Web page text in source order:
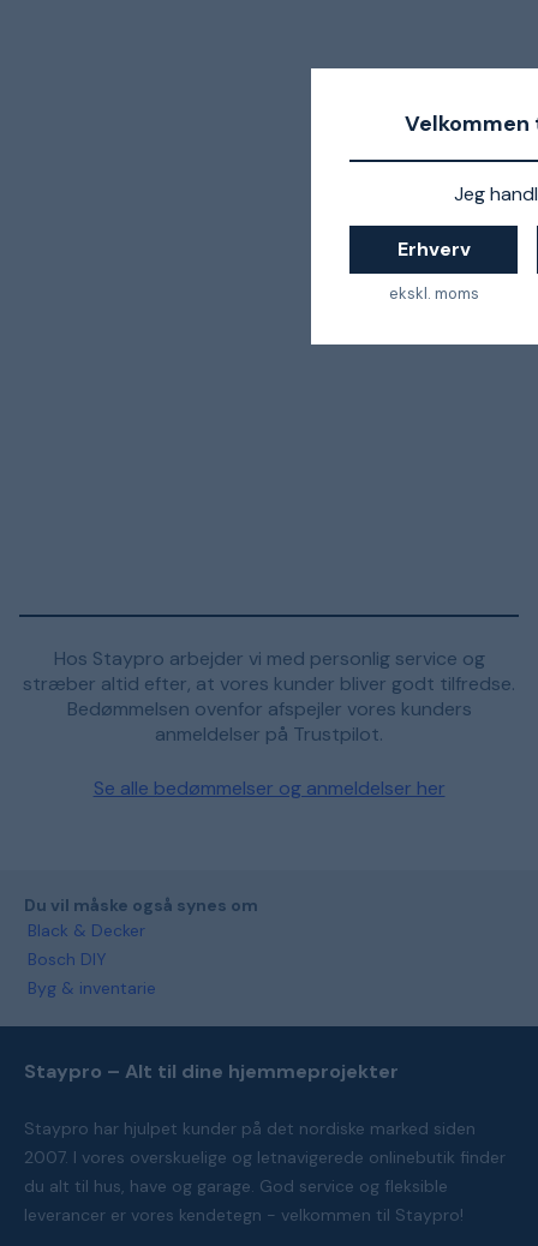
Jeg
Erhverv
ekskl. moms
Hos Staypro arbejder vi med personlig service og
stræber altid efter, at vores kunder bliver godt tilfredse.
Bedømmelsen ovenfor afspejler vores kunders
anmeldelser på Trustpilot.
Se alle bedømmelser og anmeldelser her
Du vil måske også synes om
Black & Decker
Bosch DIY
Byg & inventarie
Staypro – Alt til dine hjemmeprojekter
Staypro har hjulpet kunder på det nordiske marked siden
2007. I vores overskuelige og letnavigerede onlinebutik finder
du alt til hus, have og garage. God service og fleksible
leverancer er vores kendetegn - velkommen til Staypro!